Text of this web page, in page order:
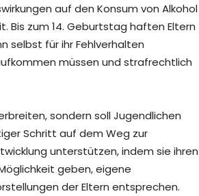
auf den Konsum von Alkohol
Bis zum 14. Geburtstag haften Eltern
selbst für ihr Fehlverhalten
müssen und strafrechtlich
sondern soll Jugendlichen
Schritt auf dem Weg zur
unterstützen, indem sie ihren
geben, eigene
der Eltern entsprechen.